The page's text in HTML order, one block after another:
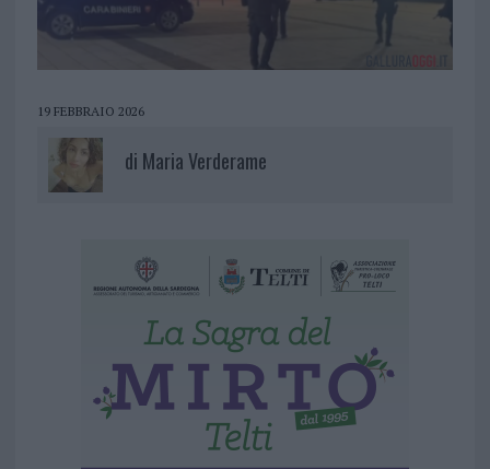
19 FEBBRAIO 2026
di Maria Verderame